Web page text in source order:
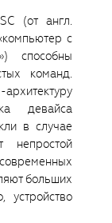
(от англ.
с
способны
команд.
девайса
в случае
непростой
больших
устройство